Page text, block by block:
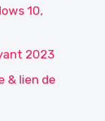
10,
2023
& lien de